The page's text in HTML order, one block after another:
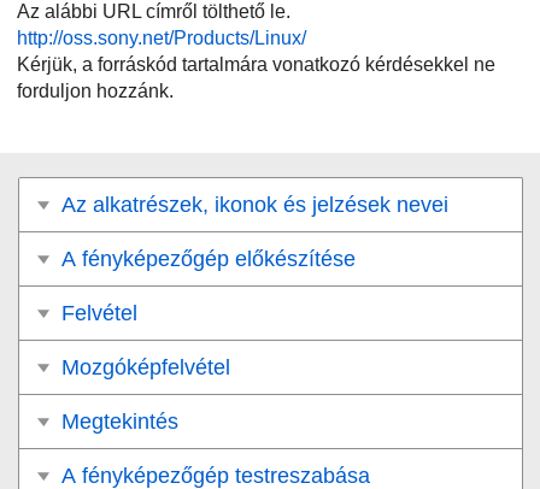
Az alábbi URL címről tölthető le.
http://oss.sony.net/Products/Linux/
Kérjük, a forráskód tartalmára vonatkozó kérdésekkel ne
forduljon hozzánk.
Az alkatrészek, ikonok és jelzések nevei
A fényképezőgép előkészítése
Felvétel
Mozgóképfelvétel
Megtekintés
A fényképezőgép testreszabása